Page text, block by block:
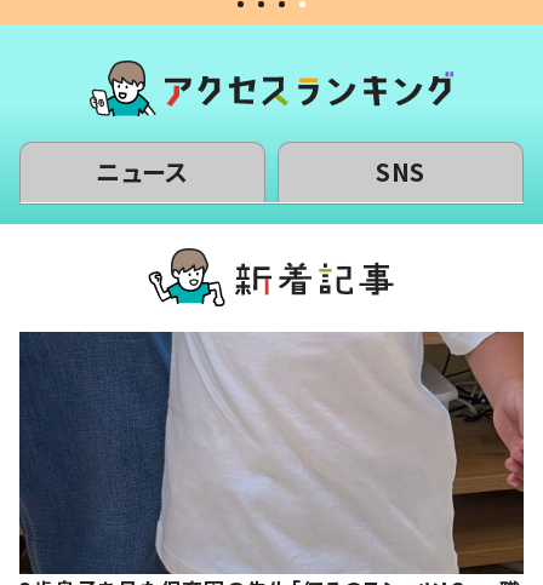
ニュース SNS